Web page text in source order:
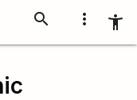
more_vert accessibility_new
search